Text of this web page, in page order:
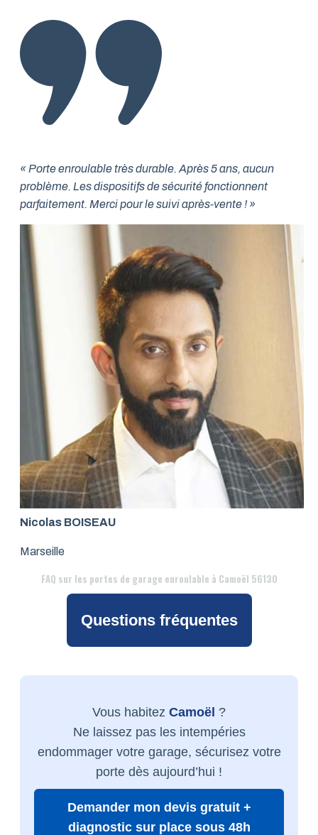
« Porte enroulable très durable. Après 5 ans, aucun
problème. Les dispositifs de sécurité fonctionnent
parfaitement. Merci pour le suivi après-vente ! »
Nicolas BOISEAU
Marseille
FAQ sur les portes de garage enroulable à Camoël 56130
Questions fréquentes
Vous habitez Camoël ?
Ne laissez pas les intempéries
endommager votre garage, sécurisez votre
porte dès aujourd’hui !
Demander mon devis gratuit +
diagnostic sur place sous 48h